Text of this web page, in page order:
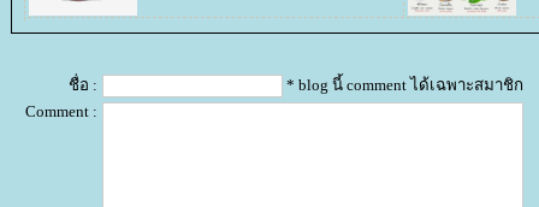
ชื่อ :
* blog นี้ comment ได้เฉพาะสมาชิก
Comment :